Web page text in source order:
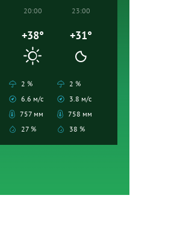
20:00
+38°
2 %
6.6 м/с
757 мм
27 %
23:00
+31°
2 %
3.8 м/с
758 мм
38 %